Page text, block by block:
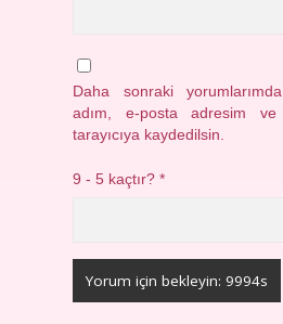
Daha sonraki
adım, e-posta adresim
tarayıcıya kaydedilsin.
9 - 5 kaçtır?*